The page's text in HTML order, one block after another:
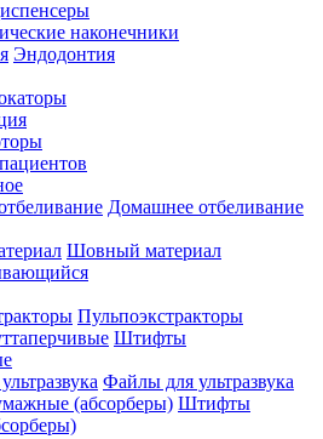
наконечники
Эндодонтия
Домашнее отбеливание
Шовный материал
Пульпоэкстракторы
Штифты
Файлы для ультразвука
Штифты